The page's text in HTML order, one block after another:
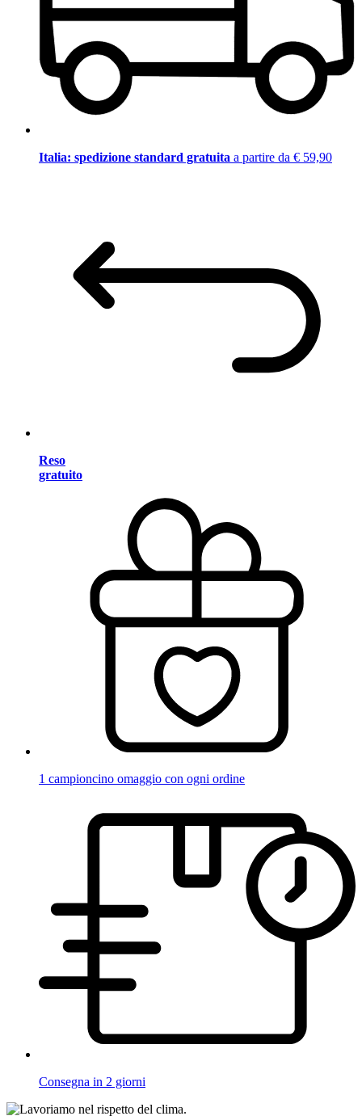
Italia: spedizione standard gratuita a partire da € 59,90
Reso
gratuito
1 campioncino omaggio con ogni ordine
Consegna in 2 giorni